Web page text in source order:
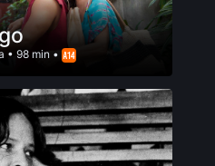
• 98 min •